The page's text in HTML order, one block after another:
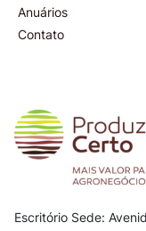
Anuários
Contato
Escritório Sede: